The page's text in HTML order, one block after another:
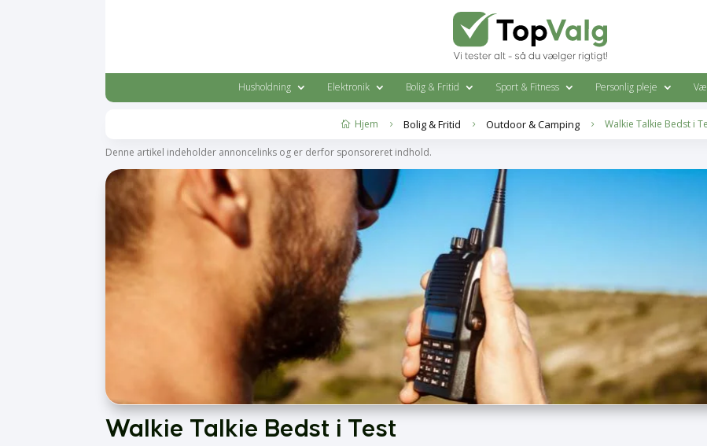
Husholdning Elektronik Bolig & Fritid Sport & Fitness Personlig pleje
 Hjem 5 Bolig & Fritid 5 Outdoor & Camping 5 Walkie Talkie Bedst i
Denne artikel indeholder annoncelinks og er derfor sponsoreret indhold.
Walkie Talkie Bedst i Test